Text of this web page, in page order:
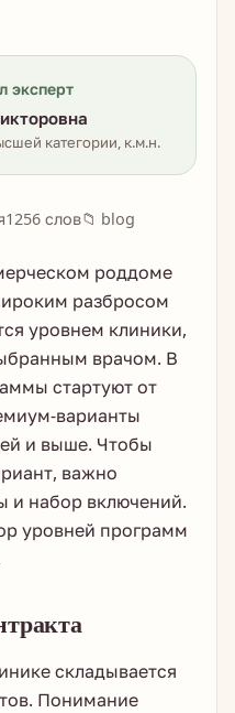
эксперт
категории, к.м.н.
1256 слов📁 blog
роддоме
разбросом
уровнем клиники,
врачом. В
стартуют от
варианты
и выше. Чтобы
важно
и набор включений.
уровней программ
складывается
Понимание